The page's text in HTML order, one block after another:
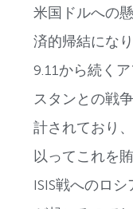
米国ドルへの
済的帰結になり
9.11から続く
スタンとの戦
計されており
以ってこれを
ISIS戦へのロ